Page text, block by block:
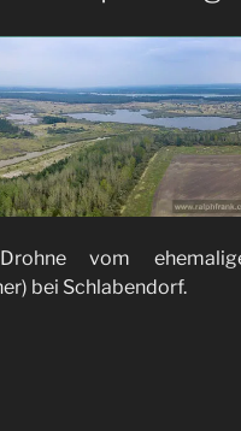
vom
bei Schlabendorf.